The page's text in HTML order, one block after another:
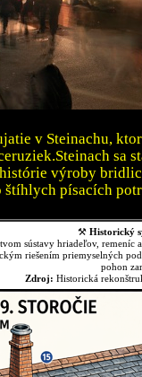
v Steinachu,
sa
výroby
písacích
⚒ Historický
sústavy hriadeľov,
riešením priemyselných
pohon
Zdroj: Historická